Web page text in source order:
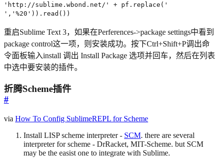
'http://sublime.wbond.net/' + pf.replace('
','%20')).read())
重启Sublime Text 3，如果在Perferences->package settings中看到
package control这一项，则安装成功。按下Ctrl+Shift+P调出命
令面板输入install 调出 Install Package 选项并回车，然后在列表
中选中要安装的插件。
折腾Scheme插件
#
via How To Config SublimeREPL for Scheme
Install LISP scheme interpreter - SCM. there are several
interpreter for scheme - DrRacket, MIT-Scheme. but SCM
may be the easist one to integrate with Sublime.